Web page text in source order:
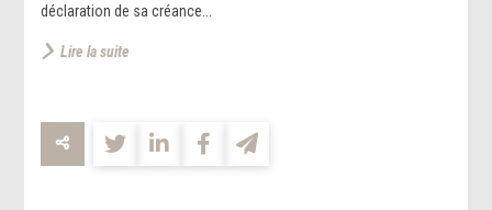
déclaration de sa créance...
Lire la suite